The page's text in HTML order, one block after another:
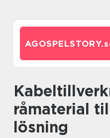
AGOSPELSTORY.
Kabeltillverkning från
råmaterial
lösning